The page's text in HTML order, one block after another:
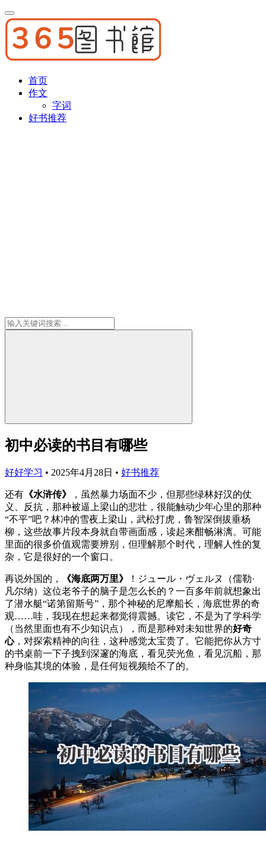
首页
作文
字词
好书推荐
初中必读的书目有哪些
好好学习 • 2025年4月28日 • 好书推荐
还有 《水浒传》
，虽然暴力场面不少，但那些绿林好汉的仗
义、反抗，那种被逼上梁山的悲壮，很能触动少年心里的那种
“不平”吧？林冲的雪夜上梁山，武松打虎，鲁智深倒拔垂杨
柳，这些故事片段本身就自带画面感，读起来酣畅淋漓。可能
里面的很多价值观需要辨别，但理解那个时代，理解人性的复
杂，它是很好的一个窗口。
再说外国的， 《海底两万里》
！ジュール・ヴェルヌ（儒勒·
凡尔纳）这位老爷子的脑子是怎么长的？一百多年前就想象出
了潜水艇“诺第留斯号”，那个神秘的尼摩船长，海底世界的奇
观……哇，我现在想起来都觉得震撼。读它，不是为了学科学
（当然里面也有不少知识点），而是那种对未知世界的好奇
心，对探索精神的向往，这种感觉太宝贵了。它能把你从方寸
的书桌前一下子拽到深邃的海底，看见荧光鱼，看见沉船，那
种身临其境的体验，是任何短视频给不了的。